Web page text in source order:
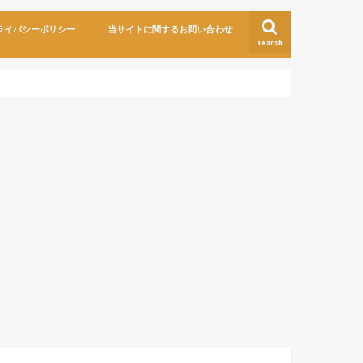
search
イバシーポリシー 当サイトに関するお問い合わせ